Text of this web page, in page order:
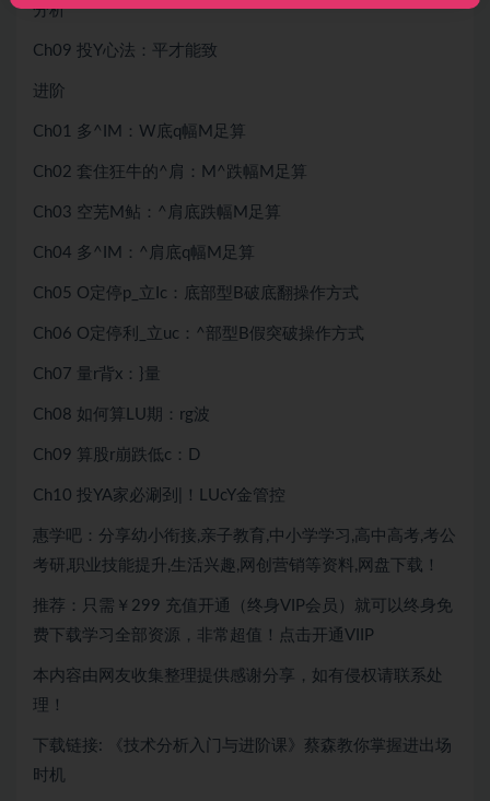
分析
Ch09 投Y心法：平才能致
进阶
Ch01 多^IM：W底q幅M足算
Ch02 套住狂牛的^肩：M^跌幅M足算
Ch03 空芜M鲇：^肩底跌幅M足算
Ch04 多^IM：^肩底q幅M足算
Ch05 O定停p_立Ic：底部型B破底翻操作方式
Ch06 O定停利_立uc：^部型B假突破操作方式
Ch07 量r背x：}量
Ch08 如何算LU期：rg波
Ch09 算股r崩跌低c：D
Ch10 投YA家必涮刭|！LUcY金管控
惠学吧：分享幼小衔接,亲子教育,中小学学习,高中高考,考公
考研,职业技能提升,生活兴趣,网创营销等资料,网盘下载！
推荐：只需￥299 充值开通（终身VIP会员）就可以 终身免
费下载学习全部资源，非常超值！点击开通VIIP
本内容由网友收集整理提供感谢分享，如有侵权请联系处
理！
下载链接: 《技术分析入门与进阶课》蔡森教你掌握进出场
时机